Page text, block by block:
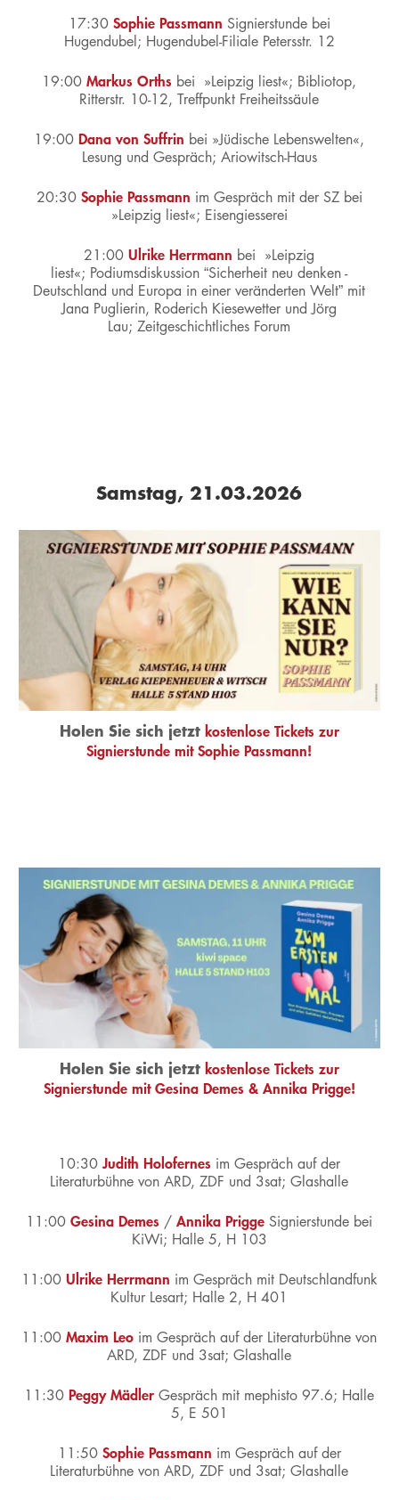
17:30 Sophie Passmann Signierstunde bei
Hugendubel; Hugendubel-Filiale Petersstr. 12
19:00Markus Orths bei »Leipzig liest«; Bibliotop,
Ritterstr. 10-12, Treffpunkt Freiheitssäule
19:00Dana von Suffrin bei »Jüdische Lebenswelten«,
Lesung und Gespräch; Ariowitsch-Haus
20:30 Sophie Passmann im Gespräch mit der SZ bei
»Leipzig liest«; Eisengiesserei
21:00Ulrike Herrmann bei »Leipzig
liest«; Podiumsdiskussion “Sicherheit neu denken -
Deutschland und Europa in einer veränderten Welt” mit
Jana Puglierin, Roderich Kiesewetter und Jörg
Lau;Zeitgeschichtliches Forum
Samstag, 21.03.2026
Holen Sie sich jetzt kostenlose Tickets zur
Signierstunde mit Sophie Passmann!
Holen Sie sich jetzt kostenlose Tickets zur
Signierstunde mit Gesina Demes & Annika Prigge!
10:30Judith Holofernes im Gespräch auf der
Literaturbühne von ARD, ZDF und 3sat;Glashalle
11:00Gesina Demes /Annika Prigge Signierstunde bei
KiWi; Halle 5, H 103
11:00 Ulrike Herrmann im Gespräch mit Deutschlandfunk
Kultur Lesart; Halle 2, H 401
11:00Maxim Leo im Gespräch auf der Literaturbühne von
ARD, ZDF und 3sat;Glashalle
11:30Peggy Mädler Gespräch mit mephisto 97.6; Halle
5, E 501
11:50 Sophie Passmann im Gespräch auf der
Literaturbühne von ARD, ZDF und 3sat;Glashalle